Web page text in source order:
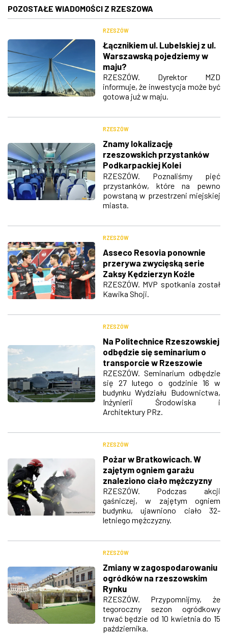
POZOSTAŁE WIADOMOŚCI Z RZESZOWA
RZESZÓW
Łącznikiem ul. Lubelskiej z ul.
Warszawską pojedziemy w
maju?
RZESZÓW. Dyrektor MZD
informuje, że inwestycja może być
gotowa już w maju.
RZESZÓW
Znamy lokalizację
rzeszowskich przystanków
Podkarpackiej Kolei
Aglomeracyjnej
RZESZÓW. Poznaliśmy pięć
przystanków, które na pewno
powstaną w przestrzeni miejskiej
miasta.
RZESZÓW
Asseco Resovia ponownie
przerywa zwycięską serie
Zaksy Kędzierzyn Koźle
RZESZÓW. MVP spotkania został
Kawika Shoji.
RZESZÓW
Na Politechnice Rzeszowskiej
odbędzie się seminarium o
transporcie w Rzeszowie
RZESZÓW. Seminarium odbędzie
się 27 lutego o godzinie 16 w
budynku Wydziału Budownictwa,
Inżynierii Środowiska i
Architektury PRz.
RZESZÓW
Pożar w Bratkowicach. W
zajętym ogniem garażu
znaleziono ciało mężczyzny
RZESZÓW. Podczas akcji
gaśniczej, w zajętym ogniem
budynku, ujawniono ciało 32-
letniego mężczyzny.
RZESZÓW
Zmiany w zagospodarowaniu
ogródków na rzeszowskim
Rynku
RZESZÓW. Przypomnijmy, że
tegoroczny sezon ogródkowy
trwać będzie od 10 kwietnia do 15
października.